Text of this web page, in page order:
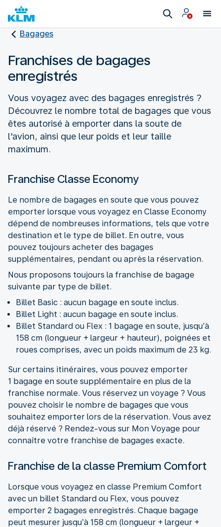
Bagages
Franchises de bagages
enregistrés
Vous voyagez avec des bagages enregistrés ?
Découvrez le nombre total de bagages que vous
êtes autorisé à emporter dans la soute de
l'avion, ainsi que leur poids et leur taille
maximum.
Franchise Classe Economy
Le nombre de bagages en soute que vous pouvez
emporter lorsque vous voyagez en Classe Economy
dépend de nombreuses informations, tels que votre
destination et le type de billet. En outre, vous
pouvez toujours acheter des bagages
supplémentaires, pendant ou après la réservation.
Nous proposons toujours la franchise de bagage
suivante par type de billet.
Billet Basic : aucun bagage en soute inclus.
Billet Light : aucun bagage en soute inclus.
Billet Standard ou Flex : 1 bagage en soute, jusqu’à
158 cm (longueur + largeur + hauteur), poignées et
roues comprises, avec un poids maximum de 23 kg.
Sur certains itinéraires, vous pouvez emporter
1 bagage en soute supplémentaire en plus de la
franchise normale. Vous réservez un voyage ? Vous
pouvez choisir le nombre de bagages que vous
souhaitez emporter lors de la réservation. Vous avez
déjà réservé ? Rendez-vous sur Mon Voyage pour
connaître votre franchise de bagages exacte.
Franchise de la classe Premium Comfort
Lorsque vous voyagez en classe Premium Comfort
avec un billet Standard ou Flex, vous pouvez
emporter 2 bagages enregistrés. Chaque bagage
peut mesurer jusqu’à 158 cm (longueur + largeur +